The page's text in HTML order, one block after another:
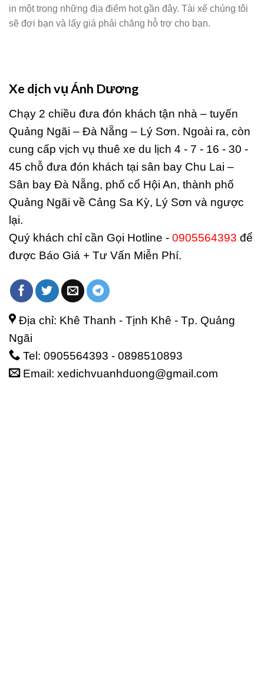
in một trong những địa điểm hot gần đây. Tài xế chúng tôi
sẽ đợi bạn và lấy giá phải chăng hỗ trợ cho bạn.
Xe dịch vụ Ánh Dương
Chạy 2 chiều đưa đón khách tận nhà – tuyến
Quảng Ngãi – Đà Nẵng – Lý Sơn. Ngoài ra, còn
cung cấp vịch vụ thuê xe du lịch 4 - 7 - 16 - 30 -
45 chỗ đưa đón khách tại sân bay Chu Lai –
Sân bay Đà Nẵng, phố cổ Hội An, thành phố
Quảng Ngãi về Cảng Sa Kỳ, Lý Sơn và ngược
lại.
Quý khách chỉ cần Gọi Hotline - 0905564393 để
được Báo Giá + Tư Vấn Miễn Phí.
Địa chỉ: Khê Thanh - Tịnh Khê - Tp. Quảng
Ngãi
Tel: 0905564393 - 0898510893
Email: xedichvuanhduong@gmail.com